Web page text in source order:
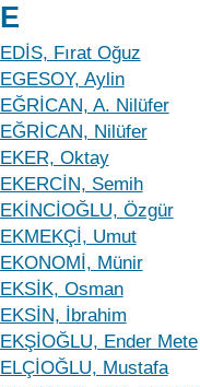
E
EDİS, Fırat Oğuz
EGESOY, Aylin
EĞRİCAN, A. Nilüfer
EĞRİCAN, Nilüfer
EKER, Oktay
EKERCİN, Semih
EKİNCİOĞLU, Özgür
EKMEKÇİ, Umut
EKONOMİ, Münir
EKSİK, Osman
EKSİN, İbrahim
EKŞİOĞLU, Ender Mete
ELÇİOĞLU, Mustafa